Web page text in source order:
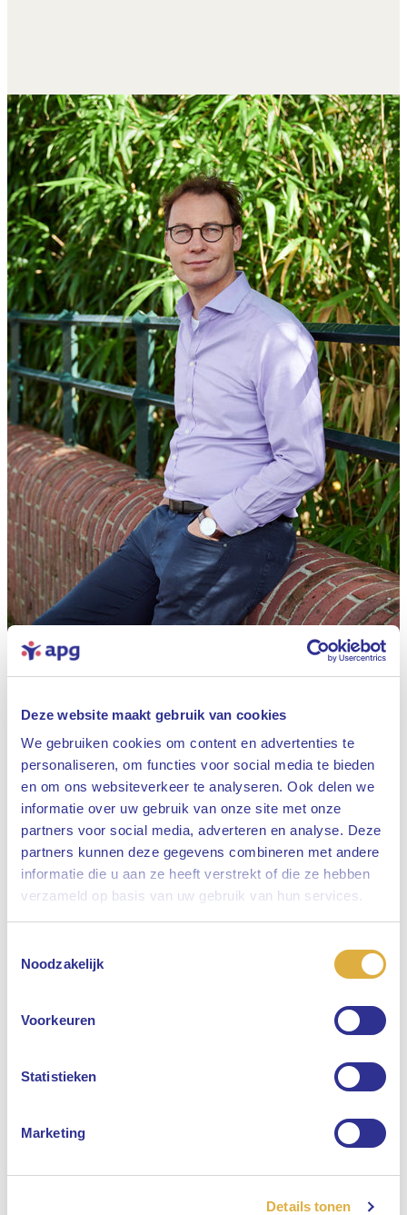
Deze website maakt gebruik van cookies
We gebruiken cookies om content en advertenties te
personaliseren, om functies voor social media te bieden
en om ons websiteverkeer te analyseren. Ook delen we
informatie over uw gebruik van onze site met onze
partners voor social media, adverteren en analyse. Deze
partners kunnen deze gegevens combineren met andere
informatie die u aan ze heeft verstrekt of die ze hebben
verzameld op basis van uw gebruik van hun services.
Noodzakelijk
Voorkeuren
Statistieken
Marketing
Details tonen
Sluiten